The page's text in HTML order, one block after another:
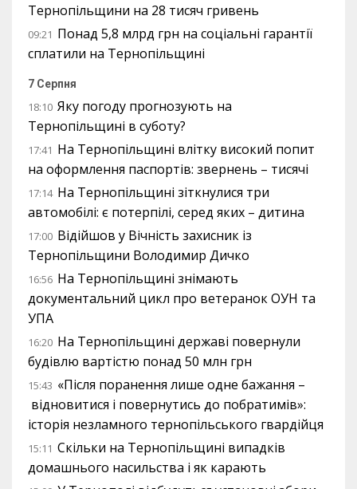
Тернопільщини на 28 тисяч гривень
09:21 Понад 5,8 млрд грн на соціальні гарантії
сплатили на Тернопільщині
7 Серпня
18:10 Яку погоду прогнозують на
Тернопільщині в суботу?
17:41 На Тернопільщині влітку високий попит
на оформлення паспортів: звернень – тисячі
17:14 На Тернопільщині зіткнулися три
автомобілі: є потерпілі, серед яких – дитина
17:00 Відійшов у Вічність захисник із
Тернопільщини Володимир Дичко
16:56 На Тернопільщині знімають
документальний цикл про ветеранок ОУН та
УПА
16:20 На Тернопільщині державі повернули
будівлю вартістю понад 50 млн грн
15:43 «Після поранення лише одне бажання –
відновитися і повернутись до побратимів»:
історія незламного тернопільського гвардійця
15:11 Скільки на Тернопільщині випадків
домашнього насильства і як карають